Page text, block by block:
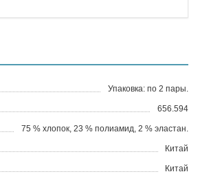
Упаковка: по 2 пары.
656.594
75 % хлопок, 23 % полиамид, 2 % эластан.
Китай
Китай